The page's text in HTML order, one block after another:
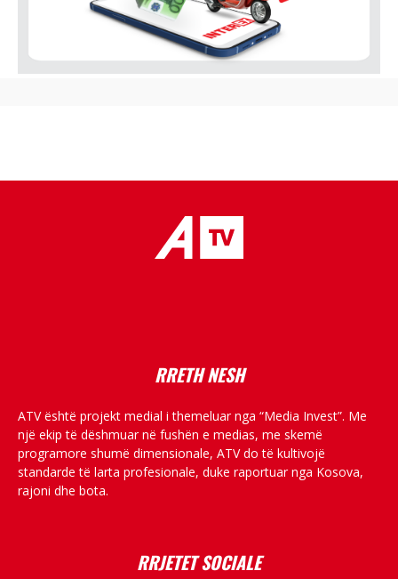
RRETH NESH
ATV është projekt medial i themeluar nga “Media Invest”. Me
një ekip të dëshmuar në fushën e medias, me skemë
programore shumë dimensionale, ATV do të kultivojë
standarde të larta profesionale, duke raportuar nga Kosova,
rajoni dhe bota.
RRJETET SOCIALE